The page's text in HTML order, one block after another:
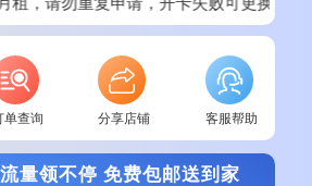
单查询 分享店铺 客服帮助
量领不停 免费包邮送到家